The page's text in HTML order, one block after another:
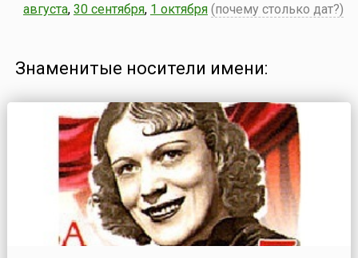
августа, 30 сентября, 1 октября (почему столько дат?)
Знаменитые носители имени: